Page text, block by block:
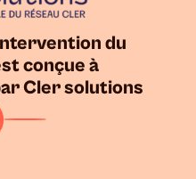
du
conçue à
Cler solutions